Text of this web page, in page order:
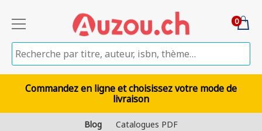
0
Commandez en ligne et choisissez votre mode de
livraison
Blog Catalogues PDF